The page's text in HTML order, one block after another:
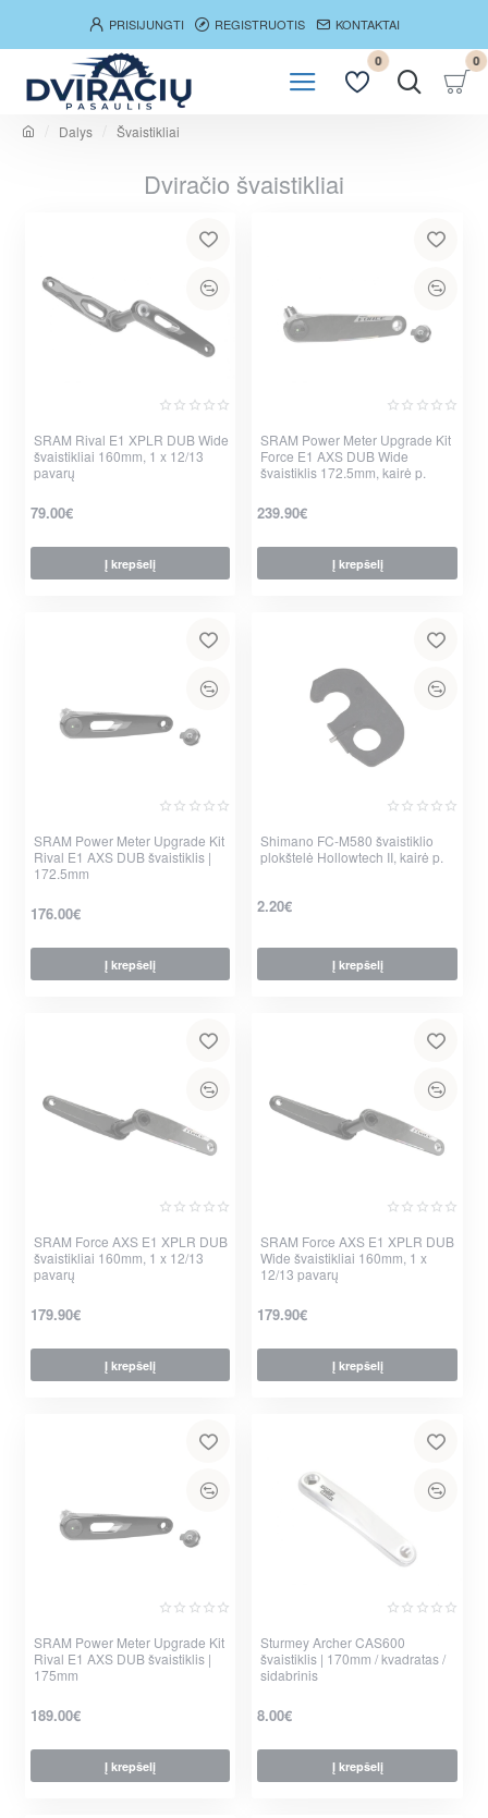
PRISIJUNGTI REGISTRUOTIS KONTAKTAI
0 0
Dalys Švaistikliai
Dviračio švaistikliai
Nauja
SRAM Rival E1 XPLR DUB Wide
švaistikliai 160mm, 1 x 12/13
pavarų
79.00€
Į krepšelį
Nauja
SRAM Power Meter Upgrade Kit
Force E1 AXS DUB Wide
švaistiklis 172.5mm, kairė p.
239.90€
Į krepšelį
SRAM Power Meter Upgrade Kit
Rival E1 AXS DUB švaistiklis |
172.5mm
176.00€
Į krepšelį
Nauja
Shimano FC-M580 švaistiklio
plokštelė Hollowtech II, kairė p.
2.20€
Į krepšelį
Nauja
SRAM Force AXS E1 XPLR DUB
švaistikliai 160mm, 1 x 12/13
pavarų
179.90€
Į krepšelį
Nauja
SRAM Force AXS E1 XPLR DUB
Wide švaistikliai 160mm, 1 x
12/13 pavarų
179.90€
Į krepšelį
SRAM Power Meter Upgrade Kit
Rival E1 AXS DUB švaistiklis |
175mm
189.00€
Į krepšelį
Sturmey Archer CAS600
švaistiklis | 170mm / kvadratas /
sidabrinis
8.00€
Į krepšelį